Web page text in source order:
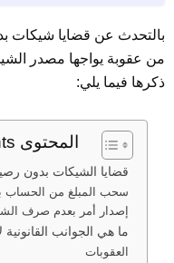
بالتحدث عن قضايا شيكات
من عقوبة يواجها مصدر
ذكرها فيما يلي:
المحتوى Contents
قضايا الشيكات بدون
سحب المبلغ من الحساب
إصدار أمر بعدم صرف
ما هي الجوانب
العقوبات